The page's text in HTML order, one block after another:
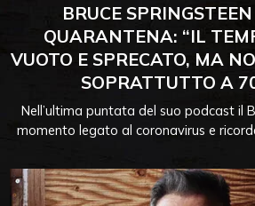
BRUCE
QUARANTENA: “IL
VUOTO E SPRECATO, MA
SOPRATTUTTO A
Nell’ultima puntata del suo podcast il
momento legato al coronavirus e